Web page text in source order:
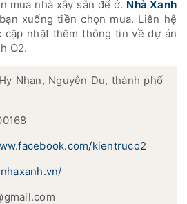
mua nhà xây sẵn để ở. Nhà Xanh
xuống tiền chọn mua. Liên hệ
cập nhật thêm thông tin về dự án
O2.
Nhan, Nguyễn Du, thành phố
kientruco2